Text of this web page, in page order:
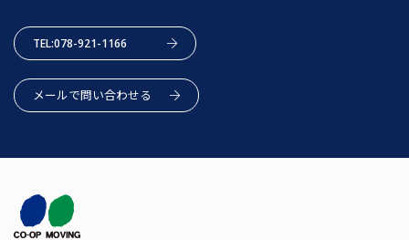
TEL:078-921-1166
メールで問い合わせる